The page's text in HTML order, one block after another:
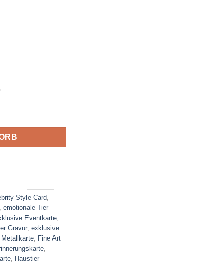
Menge
Style Card
emotionale Tier
Eventkarte
Gravur, exklusive
Metallkarte
Fine Art
Haustier